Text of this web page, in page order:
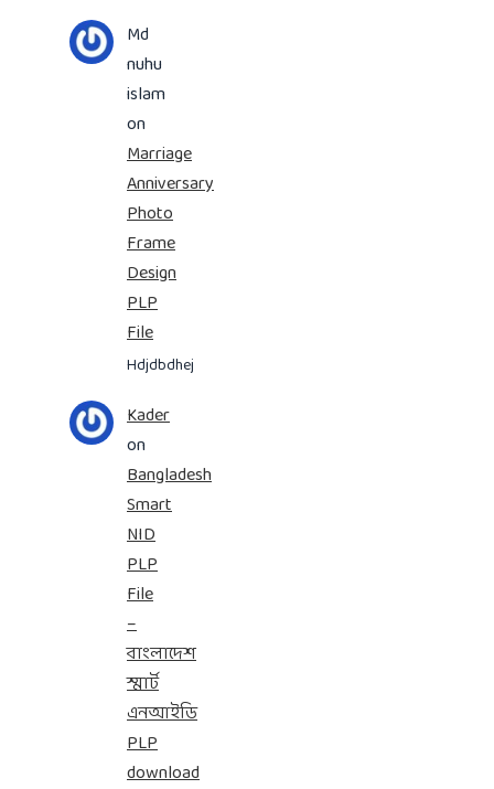
Md
nuhu
islam
on
Marriage
Anniversary
Photo
Frame
Design
PLP
File
Hdjdbdhej
Kader
on
Bangladesh
Smart
NID
PLP
File
–
বাংলাদেশ
স্মার্ট
এনআইডি
PLP
download